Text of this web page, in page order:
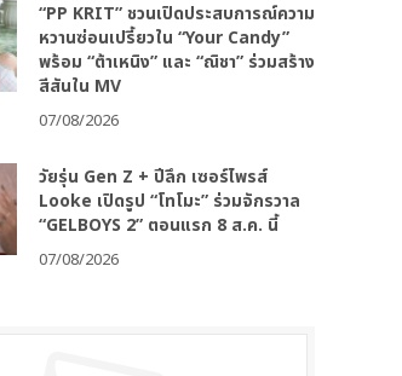
“PP KRIT” ชวนเปิดประสบการณ์ความ
หวานซ่อนเปรี้ยวใน “Your Candy”
พร้อม “ต้าเหนิง” และ “ณิชา” ร่วมสร้าง
สีสันใน MV
07/08/2026
วัยรุ่น Gen Z + ปีลึก เซอร์ไพรส์
Looke เปิดรูป “โทโมะ” ร่วมจักรวาล
“GELBOYS 2” ตอนแรก 8 ส.ค. นี้
07/08/2026